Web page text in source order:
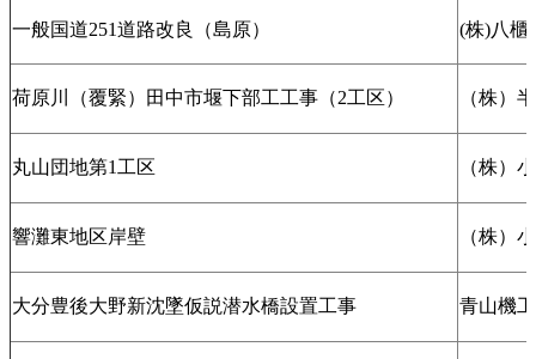
一般国道251道路改良（島原） (株)八櫃
荷原川（覆緊）田中市堰下部工工事（2工区） （株）
丸山団地第1工区 （株）
響灘東地区岸壁 （株）
大分豊後大野新沈墜仮説潜水橋設置工事 青山機